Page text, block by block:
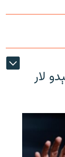
لار